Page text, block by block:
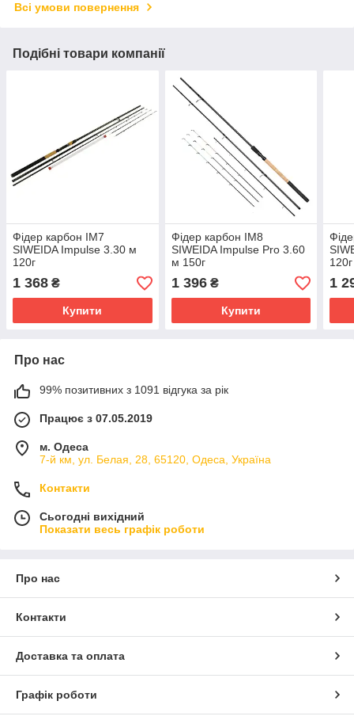
Всі умови повернення
Подібні товари компанії
Фідер карбон IM7
SIWEIDA Impulse 3.30 м
120г
1 368 ₴
Купити
Фідер карбон IM8
SIWEIDA Impulse Pro 3.60
м 150г
1 396₴
Купити
120г
1
Про нас
99% позитивних з 1091 відгука за рік
Працює з 07.05.2019
м. Одеса
7-й км, ул. Белая, 28, 65120, Одеса, Україна
Контакти
Сьогодні вихідний
Показати весь графік роботи
Про нас
Контакти
Доставка та оплата
Графік роботи